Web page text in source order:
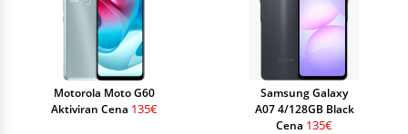
Motorola Moto G60
Aktiviran Cena 135€
Samsung Galaxy
A07 4/128GB Black
Cena 135€